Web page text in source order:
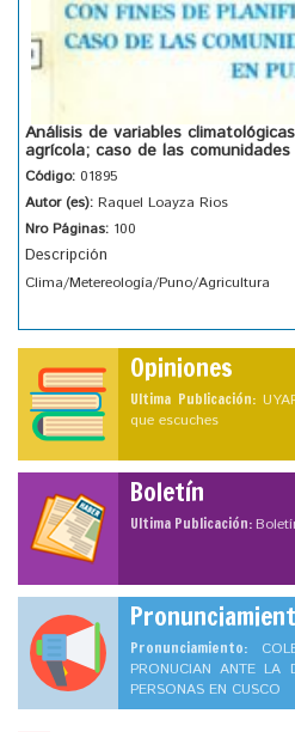
Análisis de variables
agrícola; caso de las
Código: 01895
Autor (es): Raquel Loayza Rios
Nro Páginas: 100
Descripción
Clima/Metereología/Puno/Agricultura
Opiniones
Ultima Publicación:
que escuches
Boletín
Ultima Publicación:
Pronunciamiento:
PRONUCIAN ANTE LA
PERSONAS EN CUSCO